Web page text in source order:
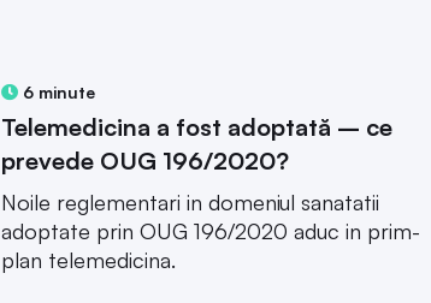
6 minute
Telemedicina a fost adoptată – ce
prevede OUG 196/2020?
Noile reglementari in domeniul sanatatii
adoptate prin OUG 196/2020 aduc in prim-
plan telemedicina.